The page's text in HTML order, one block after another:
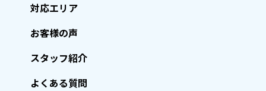
対応エリア
お客様の声
スタッフ紹介
よくある質問